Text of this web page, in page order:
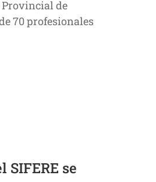
Provincial de
70 profesionales
se